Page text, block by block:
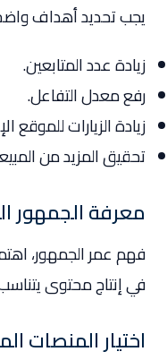
يجب تحديد أهداف
زيادة عدد المتابعين.
رفع معدل التفاعل.
زيادة الزيارات للموقع
تحقيق المزيد من
معرفة الجمهور
فهم عمر الجمهور،
في إنتاج محتوى
اختيار المنصات